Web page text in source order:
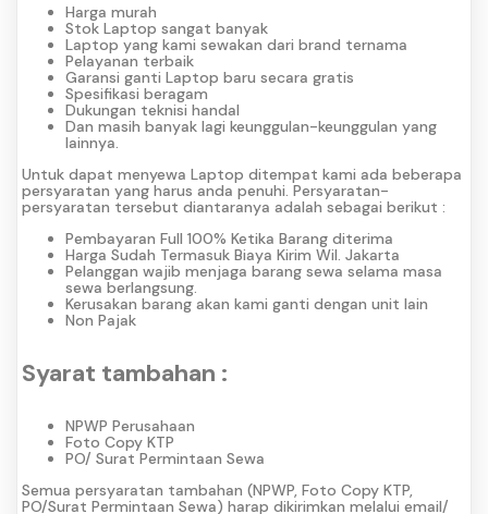
Harga murah
Stok Laptop sangat banyak
Laptop yang kami sewakan dari brand ternama
Pelayanan terbaik
Garansi ganti Laptop baru secara gratis
Spesifikasi beragam
Dukungan teknisi handal
Dan masih banyak lagi keunggulan-keunggulan yang
lainnya.
Untuk dapat menyewa Laptop ditempat kami ada beberapa
persyaratan yang harus anda penuhi. Persyaratan-
persyaratan tersebut diantaranya adalah sebagai berikut :
Pembayaran Full 100% Ketika Barang diterima
Harga Sudah Termasuk Biaya Kirim Wil. Jakarta
Pelanggan wajib menjaga barang sewa selama masa
sewa berlangsung.
Kerusakan barang akan kami ganti dengan unit lain
Non Pajak
Syarat tambahan :
NPWP Perusahaan
Foto Copy KTP
PO/ Surat Permintaan Sewa
Semua persyaratan tambahan (NPWP, Foto Copy KTP,
PO/Surat Permintaan Sewa) harap dikirimkan melalui email/